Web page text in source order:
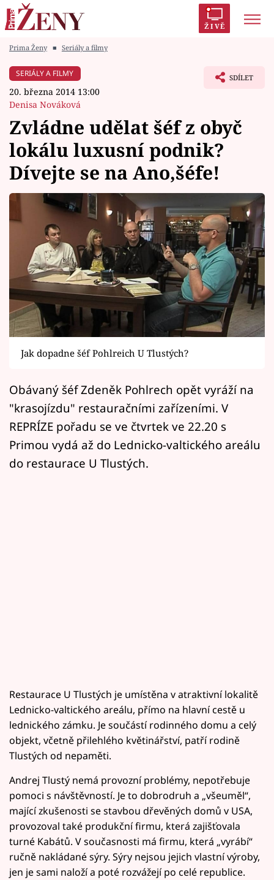
ŽIVĚ
Módní alarm
Témata
Celebrity
Vztahy
Seriály
Horoskopy
Sledujte prima+
Filmový festival Karlovy Vary
Mámy sobě
Přihlášení
Prima Ženy ■ Seriály a filmy
SERIÁLY A FILMY
20. března 2014 13:00
Denisa Nováková
SDÍLET
Zvládne udělat šéf z obyč
lokálu luxusní podnik?
Dívejte se na Ano,šéfe!
Jak dopadne šéf Pohlreich U Tlustých?
Obávaný šéf Zdeněk Pohlrech opět vyráží na
"krasojízdu" restauračními zařízeními. V
REPRÍZE pořadu se ve čtvrtek ve 22.20 s
Primou vydá až do Lednicko-valtického areálu
do restaurace U Tlustých.
Restaurace U Tlustých je umístěna v atraktivní lokalitě
Lednicko-valtického areálu, přímo na hlavní cestě u
lednického zámku. Je součástí rodinného domu a celý
objekt, včetně přilehlého květinářství, patří rodině
Tlustých od nepaměti.
Andrej Tlustý nemá provozní problémy, nepotřebuje
pomoci s návštěvností. Je to dobrodruh a „všeuměl“,
mající zkušenosti se stavbou dřevěných domů v USA,
provozoval také produkční firmu, která zajišťovala
turné Kabátů. V současnosti má firmu, která „vyrábí“
ručně nakládané sýry. Sýry nejsou jejich vlastní výroby,
jen je sami naloží a poté rozvážejí po celé republice.